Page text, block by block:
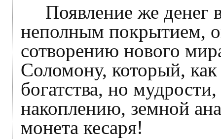
Появление же денег
неполным покрытием,
сотворению нового
Соломону, который,
богатства, но
накоплению, земной
монета кесаря!